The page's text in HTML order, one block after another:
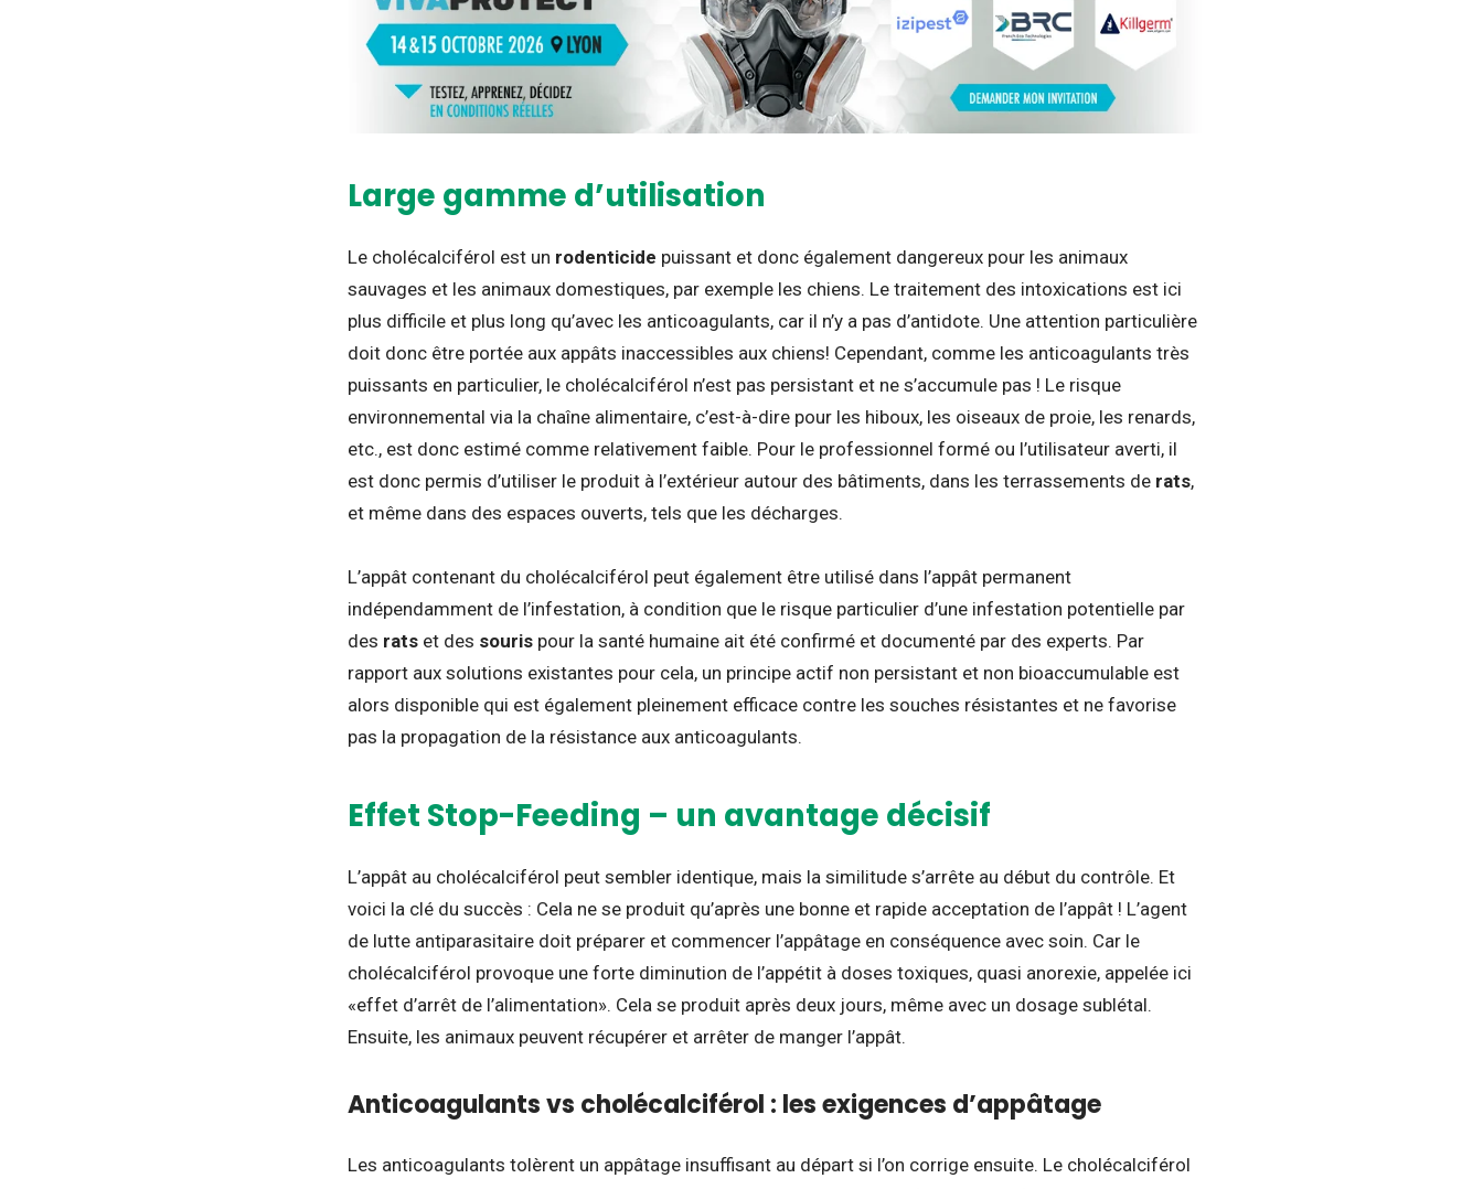
Large gamme d’utilisation
Le cholécalciférol est un rodenticide puissant et donc également dangereux pour les animaux
sauvages et les animaux domestiques, par exemple les chiens. Le traitement des intoxications est ici
plus difficile et plus long qu’avec les anticoagulants, car il n’y a pas d’antidote. Une attention particulière
doit donc être portée aux appâts inaccessibles aux chiens! Cependant, comme les anticoagulants très
puissants en particulier, le cholécalciférol n’est pas persistant et ne s’accumule pas ! Le risque
environnemental via la chaîne alimentaire, c’est-à-dire pour les hiboux, les oiseaux de proie, les renards,
etc., est donc estimé comme relativement faible. Pour le professionnel formé ou l’utilisateur averti, il
est donc permis d’utiliser le produit à l’extérieur autour des bâtiments, dans les terrassements de rats,
et même dans des espaces ouverts, tels que les décharges.
L’appât contenant du cholécalciférol peut également être utilisé dans l’appât permanent
indépendamment de l’infestation, à condition que le risque particulier d’une infestation potentielle par
des rats et des souris pour la santé humaine ait été confirmé et documenté par des experts. Par
rapport aux solutions existantes pour cela, un principe actif non persistant et non bioaccumulable est
alors disponible qui est également pleinement efficace contre les souches résistantes et ne favorise
pas la propagation de la résistance aux anticoagulants.
Effet Stop-Feeding – un avantage décisif
L’appât au cholécalciférol peut sembler identique, mais la similitude s’arrête au début du contrôle. Et
voici la clé du succès : Cela ne se produit qu’après une bonne et rapide acceptation de l’appât ! L’agent
de lutte antiparasitaire doit préparer et commencer l’appâtage en conséquence avec soin. Car le
cholécalciférol provoque une forte diminution de l’appétit à doses toxiques, quasi anorexie, appelée ici
«effet d’arrêt de l’alimentation». Cela se produit après deux jours, même avec un dosage sublétal.
Ensuite, les animaux peuvent récupérer et arrêter de manger l’appât.
Anticoagulants vs cholécalciférol : les exigences d’appâtage
Les anticoagulants tolèrent un appâtage insuffisant au départ si l’on corrige ensuite. Le cholécalciférol